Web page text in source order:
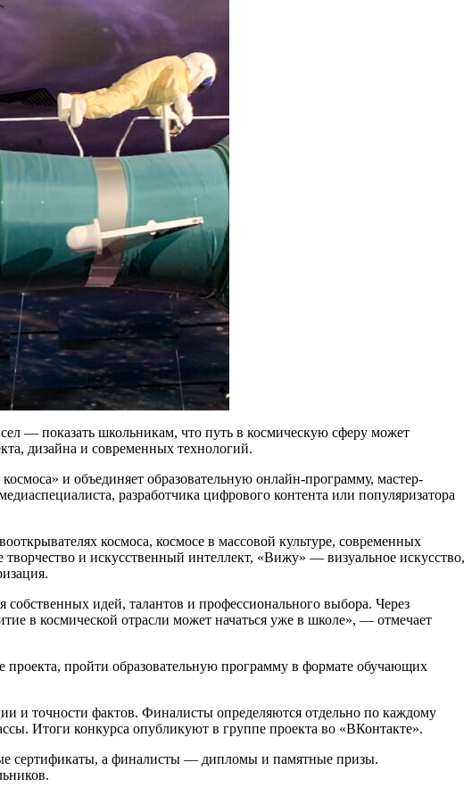
— показать школьникам, что путь в космическую сферу может
дизайна и современных технологий.
и объединяет образовательную онлайн-программу, мастер-
разработчика цифрового контента или популяризатора
космоса, космосе в массовой культуре, современных
и искусственный интеллект, «Вижу» — визуальное искусство,
идей, талантов и профессионального выбора. Через
в космической отрасли может начаться уже в школе», — отмечает
пройти образовательную программу в формате обучающих
и точности фактов. Финалисты определяются отдельно по каждому
Итоги конкурса опубликуют в группе проекта во «ВКонтакте».
сертификаты, а финалисты — дипломы и памятные призы.